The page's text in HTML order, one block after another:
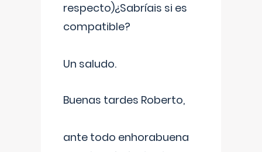
respecto)¿Sabríais si es
compatible?
Un saludo.
Buenas tardes Roberto,
ante todo enhorabuena